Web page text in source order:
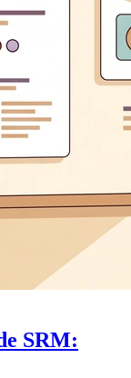
SRM: